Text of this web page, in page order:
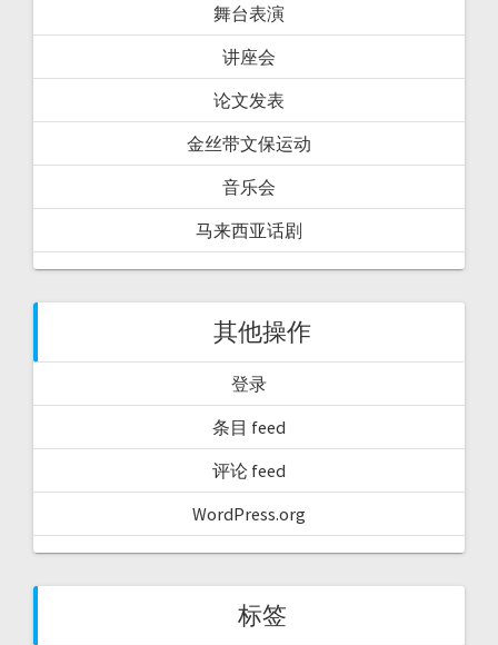
舞台表演
讲座会
论文发表
金丝带文保运动
音乐会
马来西亚话剧
其他操作
登录
条目 feed
评论 feed
WordPress.org
标签